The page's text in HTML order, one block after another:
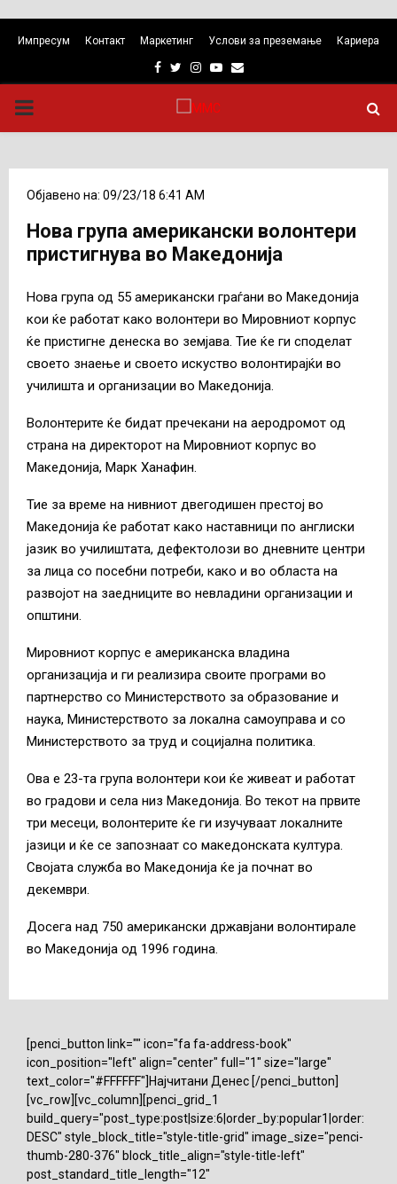
Импресум Контакт Маркетинг Услови за преземање Кариера
Facebook
TwitterInstagram
Youtube
Email
PRIMARY
Објавено на: 09/23/18 6:41 AM
Нова група американски волонтери
пристигнува во Македонија
Нова група од 55 американски граѓани во Македонија
кои ќе работат како волонтери во Мировниот корпус
ќе пристигне денеска во земјава. Тие ќе ги споделат
своето знаење и своето искуство волонтирајќи во
училишта и организации во Македонија.
Волонтерите ќе бидат пречекани на аеродромот од
страна на директорот на Мировниот корпус во
Македонија, Марк Ханафин.
Тие за време на нивниот двегодишен престој во
Македонија ќе работат како наставници по англиски
јазик во училиштата, дефектолози во дневните центри
за лица со посебни потреби, како и во областа на
развојот на заедниците во невладини организации и
општини.
Мировниот корпус е американска владина
организација и ги реализира своите програми во
партнерство со Министерството за образование и
наука, Министерството за локална самоуправа и со
Министерството за труд и социјална политика.
Ова е 23-та група волонтери кои ќе живеат и работат
во градови и села низ Македонија. Во текот на првите
три месеци, волонтерите ќе ги изучуваат локалните
јазици и ќе се запознаат со македонската култура.
Својата служба во Македонија ќе ја почнат во
декември.
Досега над 750 американски државјани волонтирале
во Македонија од 1996 година.
[penci_button link="" icon="fa fa-address-book"
icon_position="left" align="center" full="1" size="large"
text_color="#FFFFFF"]Најчитани Денес [/penci_button]
[vc_row][vc_column][penci_grid_1
build_query="post_type:post|size:6|order_by:popular1|order:
DESC" style_block_title="style-title-grid" image_size="penci-
thumb-280-376" block_title_align="style-title-left"
post_standard_title_length="12"